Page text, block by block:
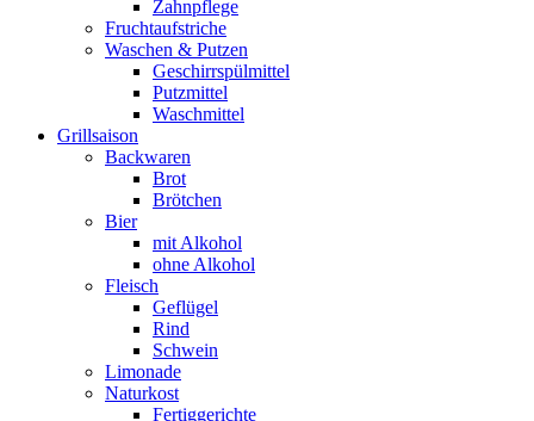
Zahnpflege
Fruchtaufstriche
Waschen & Putzen
Geschirrspülmittel
Putzmittel
Waschmittel
Grillsaison
Backwaren
Brot
Brötchen
Bier
mit Alkohol
ohne Alkohol
Fleisch
Geflügel
Rind
Schwein
Limonade
Naturkost
Fertiggerichte